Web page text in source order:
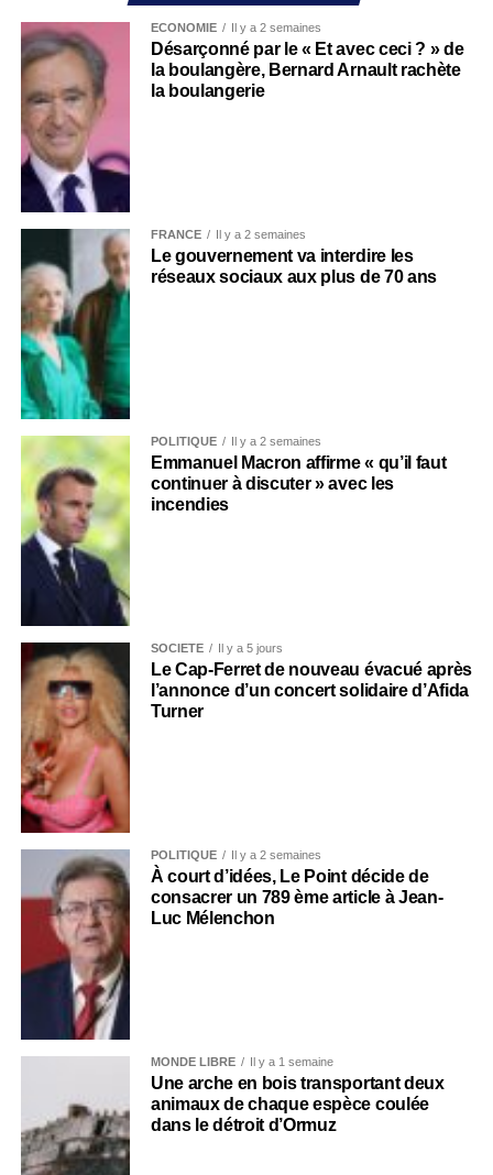
ECONOMIE Il y a 2 semaines
Désarçonné par le « Et avec ceci ? » de
la boulangère, Bernard Arnault rachète
la boulangerie
FRANCE Il y a 2 semaines
Le gouvernement va interdire les
réseaux sociaux aux plus de 70 ans
POLITIQUE Il y a 2 semaines
Emmanuel Macron affirme « qu’il faut
continuer à discuter » avec les
incendies
SOCIÉTÉ Il y a 5 jours
Le Cap-Ferret de nouveau évacué après
l’annonce d’un concert solidaire d’Afida
Turner
POLITIQUE Il y a 2 semaines
À court d’idées, Le Point décide de
consacrer un 789 ème article à Jean-
Luc Mélenchon
MONDE LIBRE Il y a 1 semaine
Une arche en bois transportant deux
animaux de chaque espèce coulée
dans le détroit d’Ormuz